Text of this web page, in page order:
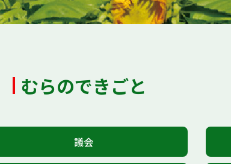
むらのできごと
議会